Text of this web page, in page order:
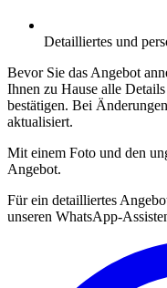
Detailliertes und
Bevor Sie das Angebot
Ihnen zu Hause alle
bestätigen. Bei
aktualisiert.
Mit einem Foto und den
Angebot.
Für ein detailliertes
unseren WhatsApp-